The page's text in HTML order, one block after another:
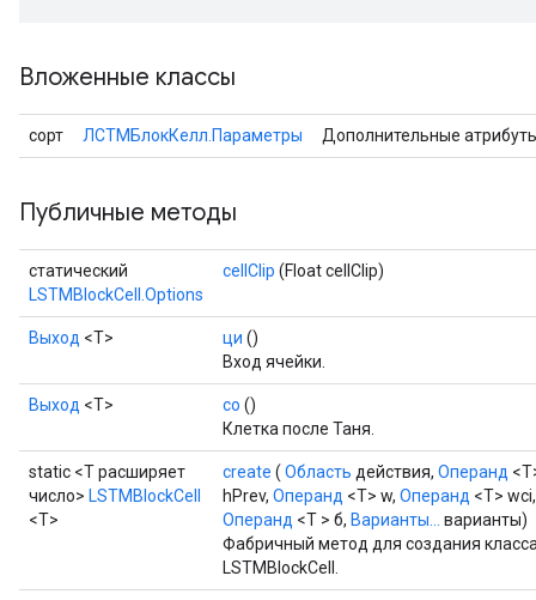
Вложенные классы
сорт ЛСТМБлокКелл.Параметры Дополнительные
Публичные методы
статический
LSTMBlockCell.Options
cellClip (Float cellClip)
Выход <Т> ци ()
Вход ячейки.
Выход <Т> со ()
Клетка после Таня.
static <T расширяет
число> LSTMBlockCell
<T>
create ( Область действия, Операнд
hPrev, Операнд <T> w, Операнд <T>
Операнд <T > б, Варианты...
варианты)
Фабричный метод для создания
LSTMBlockCell.